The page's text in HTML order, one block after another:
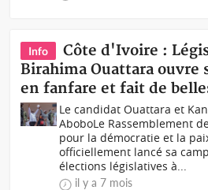
Info
Côte d'Ivoire :
Birahima Ouattara ouvre
en fanfare et fait de
Le candidat Ouattara et
AboboLe Rassemblement
pour la démocratie et la
officiellement lancé sa
élections législatives à...
il y a 7 mois